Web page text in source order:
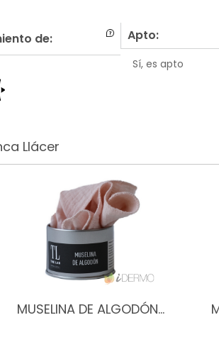
de: Apto:
Sí, es apto
Llácer
MUSELINA DE ALGODÓN…